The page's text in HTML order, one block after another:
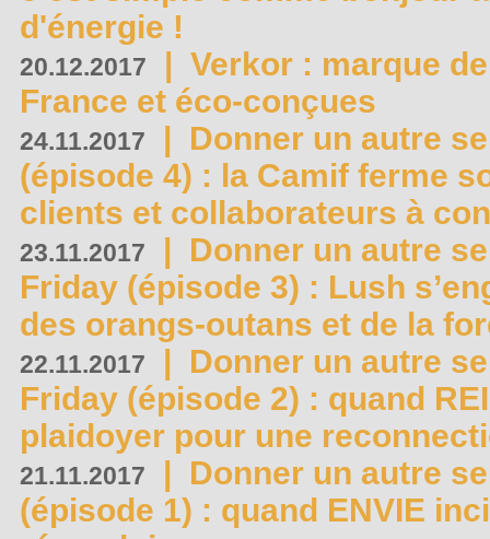
d'énergie !
20.12.2017 | Verkor : marque
France et éco-conçues
24.11.2017 | Donner un autre
(épisode 4) : la Camif ferme
clients et collaborateurs à
23.11.2017 | Donner un autre
Friday (épisode 3) : Lush
des orangs-outans et de la
22.11.2017 | Donner un autre
Friday (épisode 2) : quand
plaidoyer pour une
21.11.2017 | Donner un autre
(épisode 1) : quand ENVIE